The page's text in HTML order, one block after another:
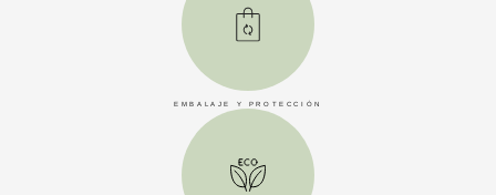
EMBALAJE Y PROTECCIÓN